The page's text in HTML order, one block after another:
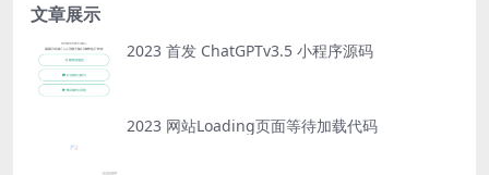
文章展示
2023 首发 ChatGPTv3.5 小程序源码
2023 网站Loading页面等待加载代码